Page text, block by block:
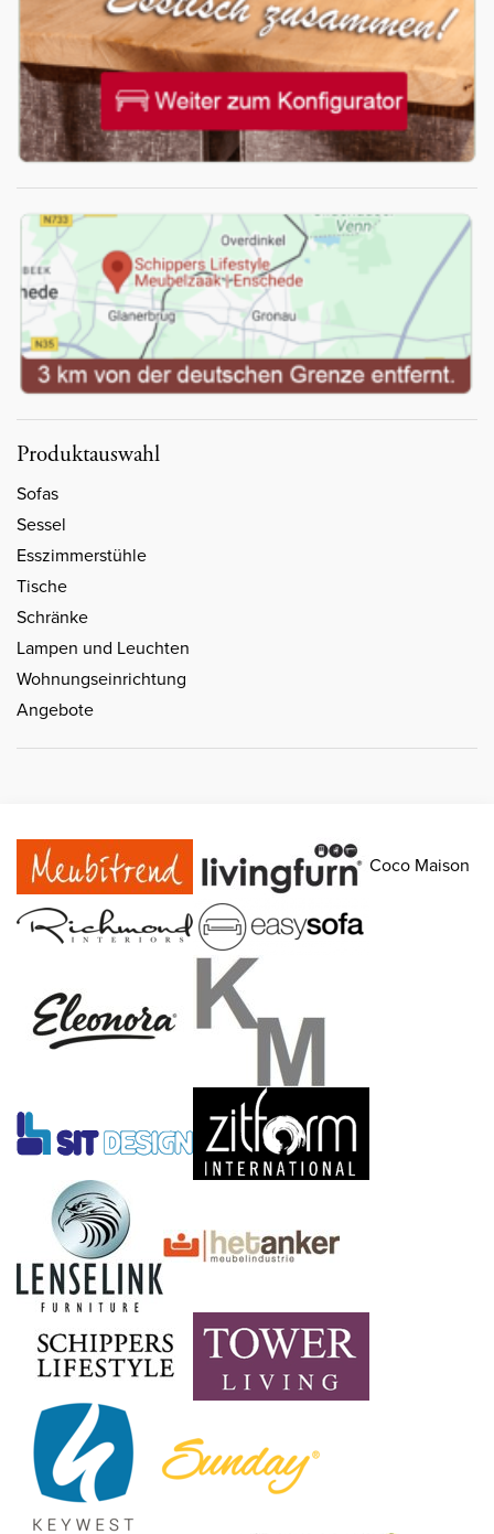
Produktauswahl
Sofas
Sessel
Esszimmerstühle
Tische
Schränke
Lampen und Leuchten
Wohnungseinrichtung
Angebote
Coco Maison